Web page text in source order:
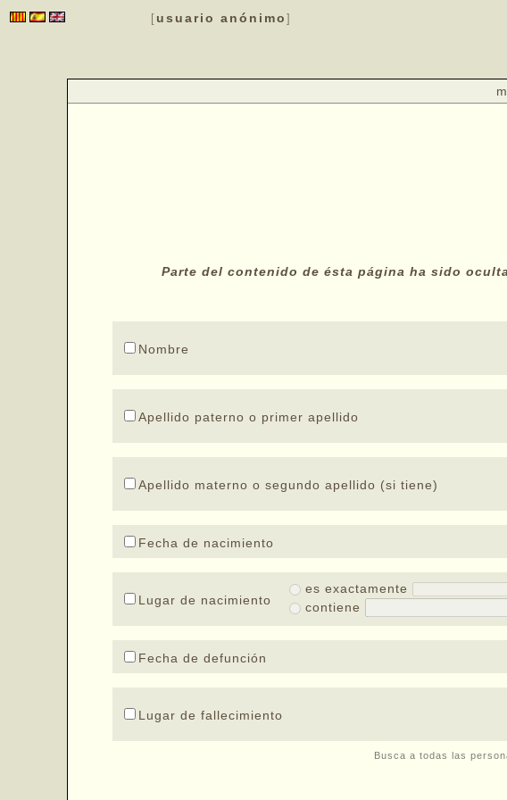
[ usuario anónimo ]
Parte del contenido de ésta página ha sido
Nombre
Apellido paterno o primer apellido
Apellido materno o segundo apellido (si tiene)
Fecha de nacimiento
Lugar de nacimiento
es exactamente
contiene
Fecha de defunción
Lugar de fallecimiento
Busca a todas las